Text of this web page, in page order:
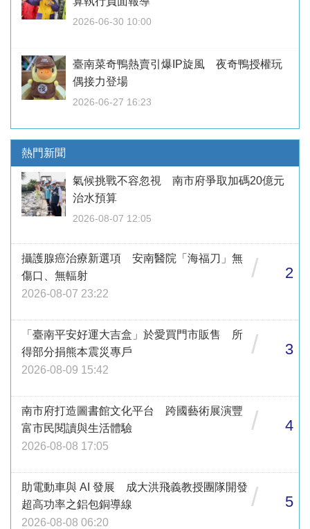
2026-06-30 10:00
臺南菜奇鴨熱賣引爆IP旋風 夜奇鴨授權玩
偶接力登場
2026-06-27 16:23
熱門新聞
氣候挑戰不容忽視 南市府爭取加碼20億元
治水預算
2026-08-07 12:05
攝護腺癌治療新選項 安南醫院「海福刀」無
傷口、無輻射
2026-08-07 23:22
/ 2
「臺南平安好運大吉盒」於愛買門市販售 所
得部分捐熊本震災專戶
2026-08-09 15:42
/ 3
南市府打造圖書館文化平台 跨國藝術展演豐
富市民閱讀與生活體驗
2026-08-08 17:05
/ 4
助電動車與 AI 發展 成大洪飛義教授團隊開發
超高功率之鋁包銅導線
2026-08-08 06:20
/ 5